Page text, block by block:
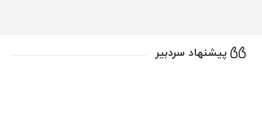
پیشنهاد سردبیر